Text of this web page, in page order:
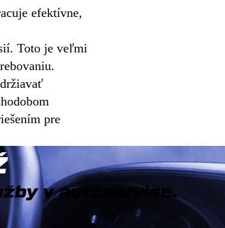
efektívne,
Toto je veľmi
pre
v autoservise.